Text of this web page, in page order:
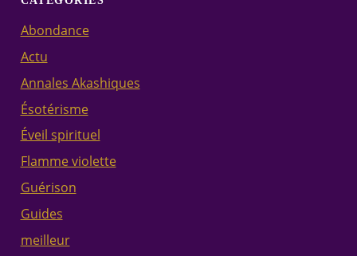
Abondance
Actu
Annales Akashiques
Ésotérisme
Éveil spirituel
Flamme violette
Guérison
Guides
meilleur